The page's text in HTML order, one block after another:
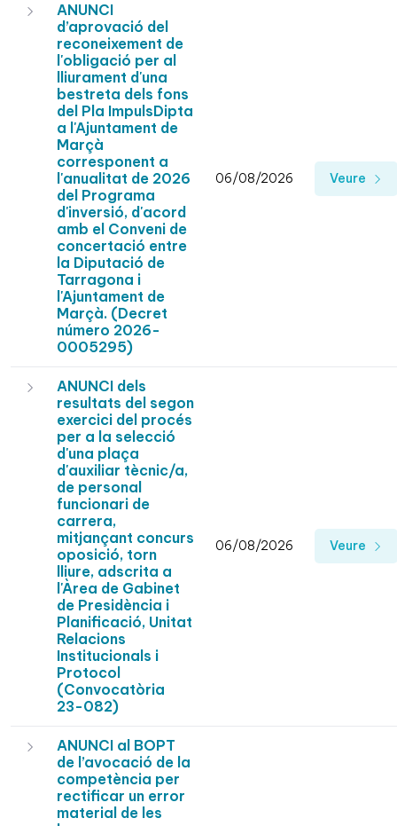
ANUNCI
d’aprovació del
reconeixement de
l'obligació per al
lliurament d'una
bestreta dels fons
del Pla ImpulsDipta
a l'Ajuntament de
Marçà
corresponent a
l'anualitat de 2026
del Programa
d'inversió, d'acord
amb el Conveni de
concertació entre
la Diputació de
Tarragona i
l'Ajuntament de
Marçà. (Decret
número 2026-
0005295)
06/08/2026 Veure
ANUNCI dels
resultats del segon
exercici del procés
per a la selecció
d'una plaça
d'auxiliar tècnic/a,
de personal
funcionari de
carrera,
mitjançant concurs
oposició, torn
lliure, adscrita a
l'Àrea de Gabinet
de Presidència i
Planificació, Unitat
Relacions
Institucionals i
Protocol
(Convocatòria
23-082)
06/08/2026 Veure
ANUNCI al BOPT
de l’avocació de la
competència per
rectificar un error
material de les